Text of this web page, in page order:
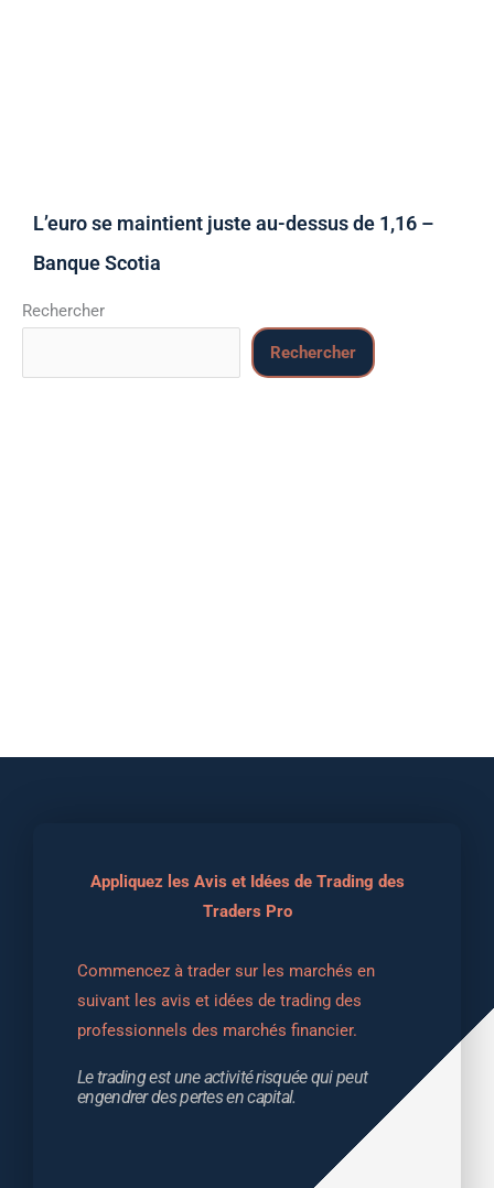
L’euro se maintient juste au-dessus de 1,16 –
Banque Scotia
Rechercher
Rechercher
Appliquez les Avis et Idées de Trading des
Traders Pro
Commencez à trader sur les marchés en
suivant les avis et idées de trading des
professionnels des marchés financier.
Le trading est une activité risquée qui peut
engendrer des pertes en capital.